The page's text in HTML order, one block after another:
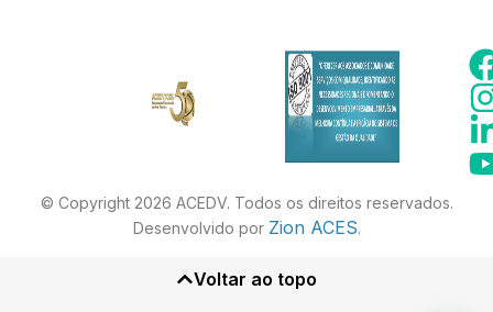
© Copyright 2026 ACEDV. Todos os direitos reservados.
Desenvolvido por Zion ACES.
Voltar ao topo